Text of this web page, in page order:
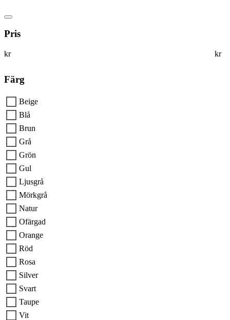
Pris
kr kr
Färg
Beige
Blå
Brun
Grå
Grön
Gul
Ljusgrå
Mörkgrå
Natur
Ofärgad
Orange
Röd
Rosa
Silver
Svart
Taupe
Vit